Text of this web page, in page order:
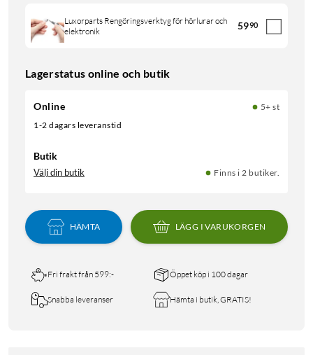
Luxorparts Rengöringsverktyg för hörlurar och
elektronik
5990
Lagerstatus online och butik
Online
5+ st
1-2 dagars leveranstid
Butik
Välj din butik Finns i 2 butiker.
HÄMTA LÄGG I VARUKORGEN
Fri frakt från 599:- Öppet köp i 100 dagar
Snabba leveranser Hämta i butik, GRATIS!